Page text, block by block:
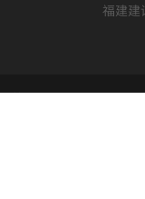
严禁复制
福建